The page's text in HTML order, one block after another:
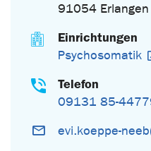
91054 Erlangen
Einrichtungen
Psychosomatik
Telefon
09131 85-
evi.koeppe-